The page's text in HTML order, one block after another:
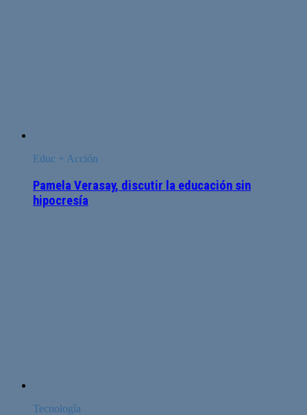
Educ + Acción
Pamela Verasay, discutir la educación sin
hipocresía
Tecnología